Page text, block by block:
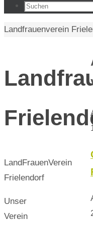
Suchen
Start
Landfrauenverein
LandFrauenVerein
Frielendorf
Unser
Verein